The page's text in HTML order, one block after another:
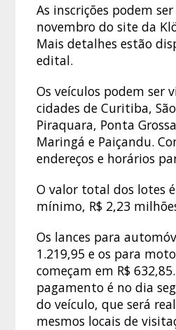
As inscrições podem
novembro do site da
Mais detalhes estão
edital.
Os veículos podem ser
cidades de Curitiba,
Piraquara, Ponta
Maringá e Paiçandu.
endereços e horários
O valor total dos lotes
mínimo, R$ 2,23
Os lances para
1.219,95 e os para
começam em R$
pagamento é no dia
do veículo, que será
mesmos locais de